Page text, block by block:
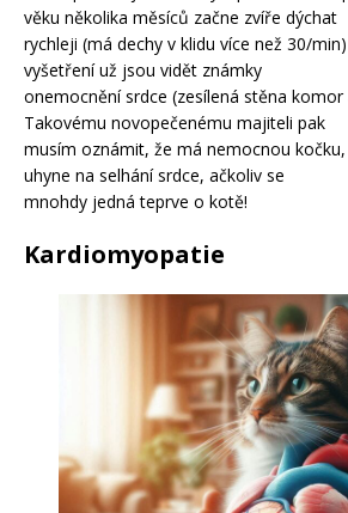
věku několika měsíců začne zvíře dýchat
rychleji (má dechy v klidu více než 30/
vyšetření už jsou vidět známky
onemocnění srdce (zesílená stěna komor
Takovému novopečenému majiteli pak
musím oznámit, že má nemocnou
uhyne na selhání srdce, ačkoliv se
mnohdy jedná teprve o kotě!
Kardiomyopatie